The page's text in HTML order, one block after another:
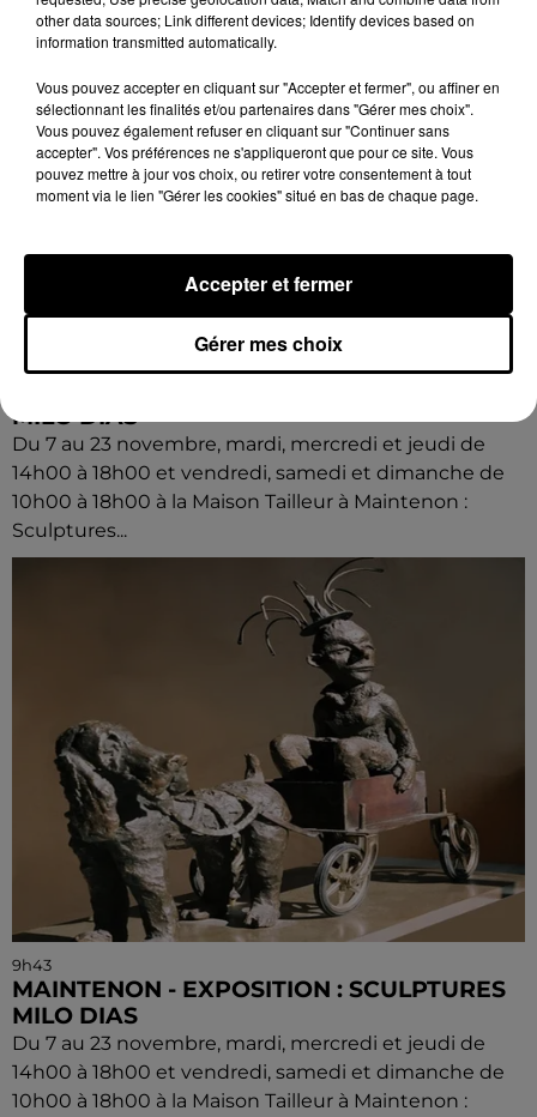
9h43
MILO DIAS
Du 7 au 23 novembre, mardi, mercredi et jeudi de
14h00 à 18h00 et vendredi, samedi et dimanche de
10h00 à 18h00 à la Maison Tailleur à Maintenon :
Sculptures...
9h43
MAINTENON - EXPOSITION : SCULPTURES
MILO DIAS
Du 7 au 23 novembre, mardi, mercredi et jeudi de
14h00 à 18h00 et vendredi, samedi et dimanche de
10h00 à 18h00 à la Maison Tailleur à Maintenon :
other data sources; Link different devices; Identify devices based on
information transmitted automatically.
Vous pouvez accepter en cliquant sur "Accepter et fermer", ou affiner en
sélectionnant les finalités et/ou partenaires dans "Gérer mes choix".
Vous pouvez également refuser en cliquant sur "Continuer sans
accepter". Vos préférences ne s'appliqueront que pour ce site. Vous
pouvez mettre à jour vos choix, ou retirer votre consentement à tout
moment via le lien "Gérer les cookies" situé en bas de chaque page.
Gérer mes choix
Accepter et fermer